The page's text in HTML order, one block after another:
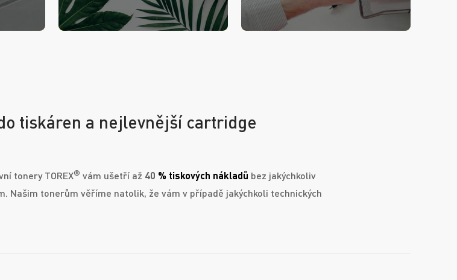
tiskáren a nejlevnější cartridge
tonery TOREX® vám ušetří až 40 % tiskových nákladů bez jakýchkoliv
Našim tonerům věříme natolik, že vám v případě jakýchkoli technických